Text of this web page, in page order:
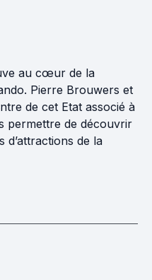
au cœur de la
Pierre Brouwers et
de cet Etat associé à
permettre de découvrir
d’attractions de la